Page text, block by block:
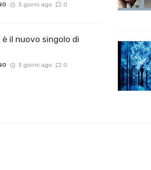
3 giorni ago 0
è il nuovo singolo di
3 giorni ago 0